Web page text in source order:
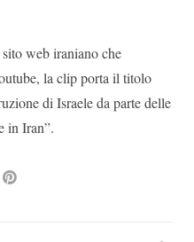
web iraniano che
la clip porta il titolo
di Israele da parte delle
in Iran”.